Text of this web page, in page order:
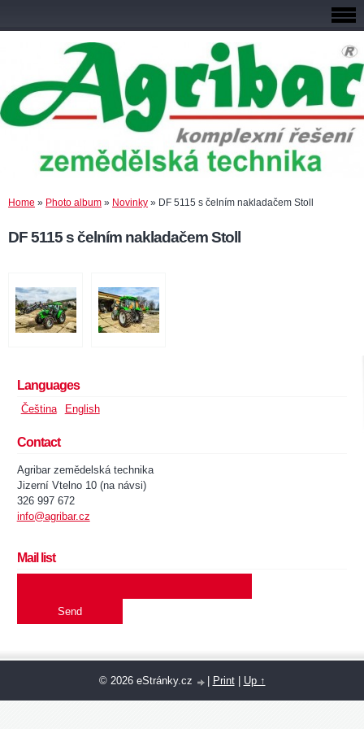
Home » Photo album » Novinky » DF 5115 s čelním nakladačem Stoll
DF 5115 s čelním nakladačem Stoll
Languages
Čeština English
Contact
Agribar zemědelská technika
Jizerní Vtelno 10 (na návsi)
326 997 672
info@agribar.cz
Mail list
© 2026 eStránky.cz Print| Up ↑